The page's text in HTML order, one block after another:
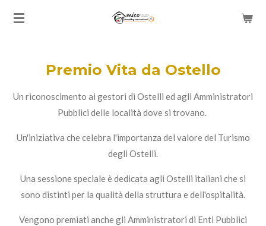
Vai
Premio Vita da Ostello
Un riconoscimento ai gestori di Ostelli ed agli Amministratori
Pubblici delle località dove si trovano.
Un'iniziativa che celebra l'importanza del valore del Turismo
degli Ostelli.
Una sessione speciale è dedicata agli Ostelli italiani che si
sono distinti per la qualità della struttura e dell'ospitalità.
Vengono premiati anche gli Amministratori di Enti Pubblici